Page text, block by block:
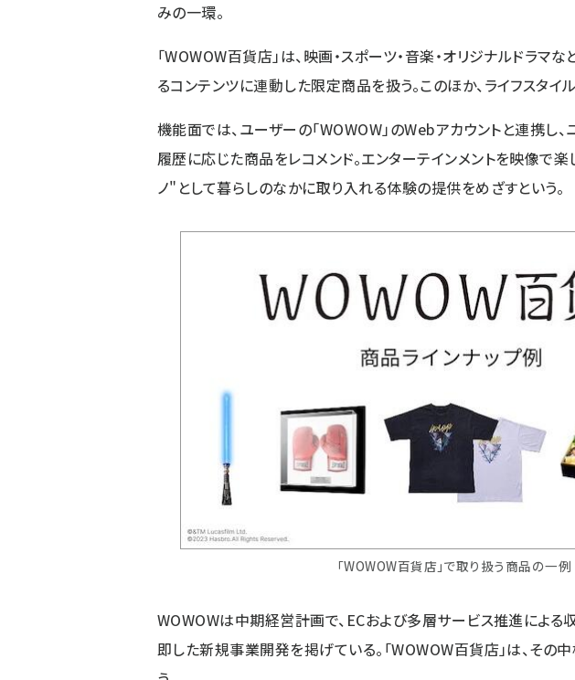
みの一環。
「WOWOW百貨店」は、映画・スポーツ・音楽・オリジナルドラマ
るコンテンツに連動した限定商品を扱う。このほか、ライフスタイ
機能面では、ユーザーの「WOWOW」のWebアカウントと連携し
履歴に応じた商品をレコメンド。エンターテインメントを映像で
ノ"として暮らしのなかに取り入れる体験の提供をめざすという。
「WOWOW百貨店」で取り扱う商品の一例
WOWOWは中期経営計画で、ECおよび多層サービス推進による
即した新規事業開発を掲げている。「WOWOW百貨店」は、その